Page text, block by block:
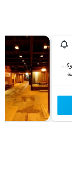
73-2 Miyajima-cho, هاتسوكايتشي, اليابان